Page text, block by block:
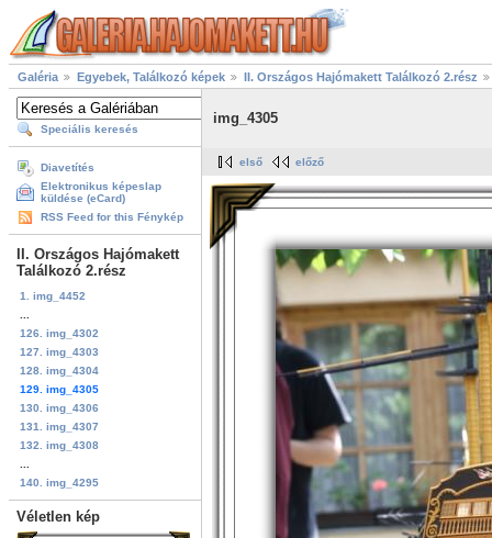
Galéria Egyebek, Találkozó képek II. Országos Hajómakett Találkozó 2.rész
Speciális keresés
Diavetítés
Elektronikus képeslap
küldése (eCard)
RSS Feed for this Fénykép
II. Országos Hajómakett
Találkozó 2.rész
1. img_4452
126. img_4302
127. img_4303
128. img_4304
129. img_4305
130. img_4306
131. img_4307
132. img_4308
140. img_4295
Véletlen kép
img_4305
első előző